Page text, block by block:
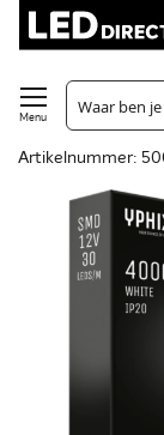
Menu
Artikelnummer: